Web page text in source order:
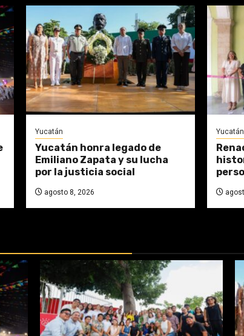
Yucatán
Yucatán honra legado de
Emiliano Zapata y su lucha
por la justicia social
agosto 8, 2026
Yucatán